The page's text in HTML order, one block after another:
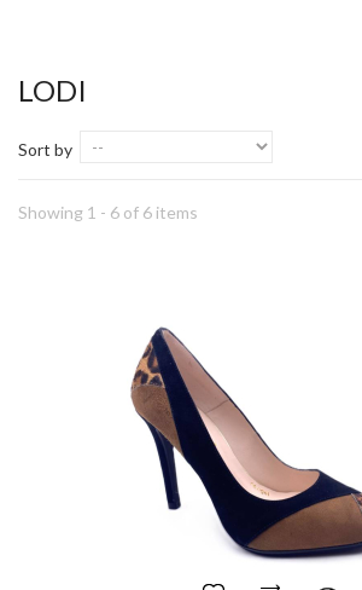
LODI
Sort by
Showing 1 - 6 of 6 items